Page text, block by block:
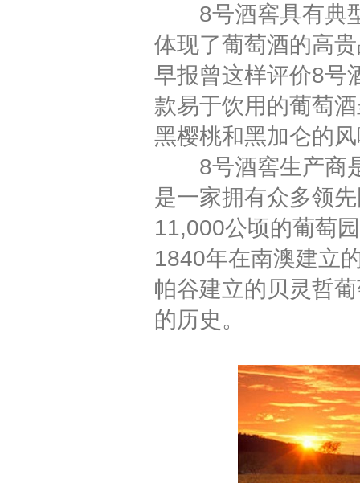
8号酒窖具有典型
体现了葡萄酒的高
早报曾这样评价8号
款易于饮用的葡萄
黑樱桃和黑加仑的风
8号酒窖生产商是
是一家拥有众多领
11,000公顷的葡萄
1840年在南澳建立
帕谷建立的贝灵哲
的历史。